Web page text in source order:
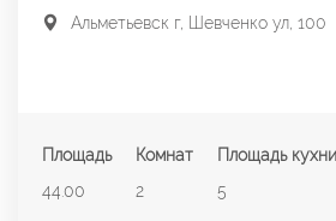
Альметьевск г, Шевченко ул, 100
Площадь
44.00
Комнат
2
Площадь кухни
5